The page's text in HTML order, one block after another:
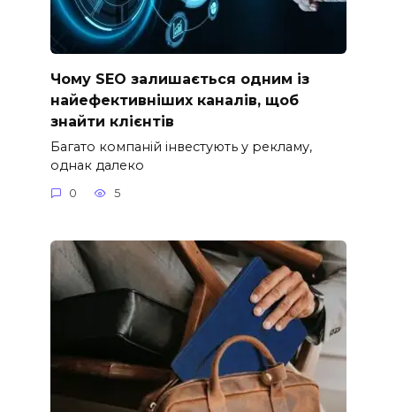
Чому SEO залишається одним із
найефективніших каналів, щоб
знайти клієнтів
Багато компаній інвестують у рекламу,
однак далеко
0 5